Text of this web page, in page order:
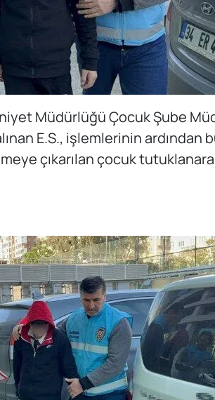
Müdürlüğü Çocuk Şube
E.S., işlemlerinin ardından
çıkarılan çocuk